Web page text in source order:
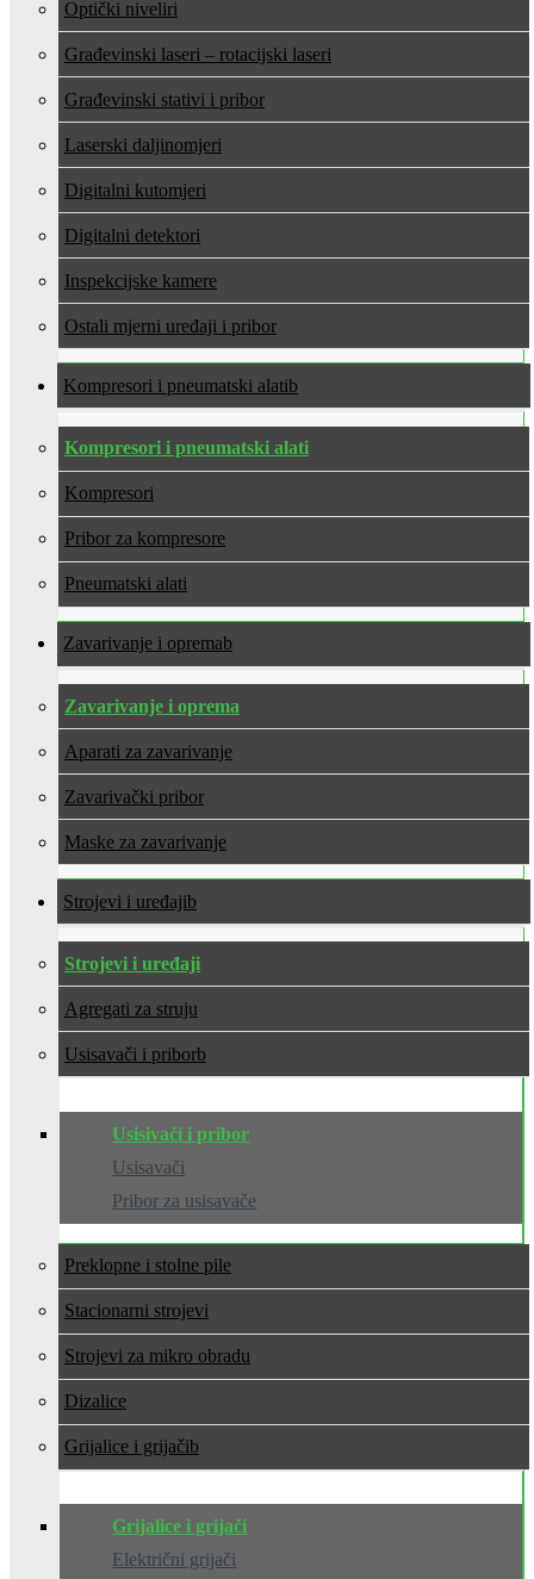
Optički niveliri
Građevinski laseri – rotacijski laseri
Građevinski stativi i pribor
Laserski daljinomjeri
Digitalni kutomjeri
Digitalni detektori
Inspekcijske kamere
Ostali mjerni uređaji i pribor
Kompresori i pneumatski alati
Kompresori i pneumatski alati
Kompresori
Pribor za kompresore
Pneumatski alati
Zavarivanje i oprema
Zavarivanje i oprema
Aparati za zavarivanje
Zavarivački pribor
Maske za zavarivanje
Strojevi i uređaji
Strojevi i uređaji
Agregati za struju
Usisavači i pribor
Usisivači i pribor
Usisavači
Pribor za usisavače
Preklopne i stolne pile
Stacionarni strojevi
Strojevi za mikro obradu
Dizalice
Grijalice i grijači
Grijalice i grijači
Električni grijači